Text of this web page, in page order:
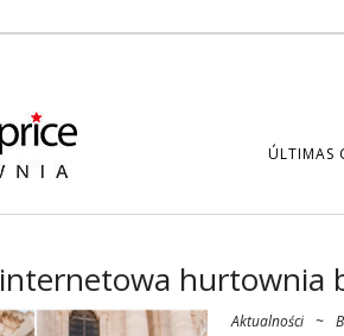
ÚLTIMAS
internetowa hurtownia
Aktualności ~